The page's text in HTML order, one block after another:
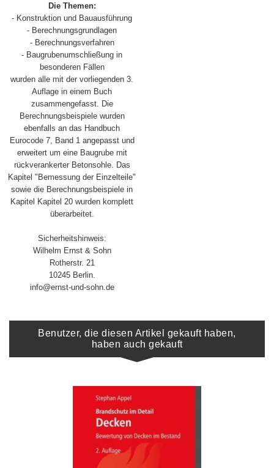
Die Themen:
- Konstruktion und Bauausführung
- Berechnungsgrundlagen
- Berechnungsverfahren
- Baugrubenumschließung in
besonderen Fällen
wurden alle mit der vorliegenden 3.
Auflage in einem Buch
zusammengefasst. Die
Berechnungsbeispiele wurden
ebenfalls an das Handbuch
Eurocode 7, Band 1 angepasst und
erweitert um eine Baugrube mit
rückverankerter Betonsohle. Das
Kapitel "Bemessung der Einzelteile"
sowie die Berechnungsbeispiele in
Kapitel Kapitel 20 wurden komplett
überarbeitet.
Sicherheitshinweis:
Wilhelm Ernst & Sohn
Rotherstr. 21
10245 Berlin.
info@ernst-und-sohn.de
Benutzer, die diesen Artikel gekauft haben,
haben auch gekauft